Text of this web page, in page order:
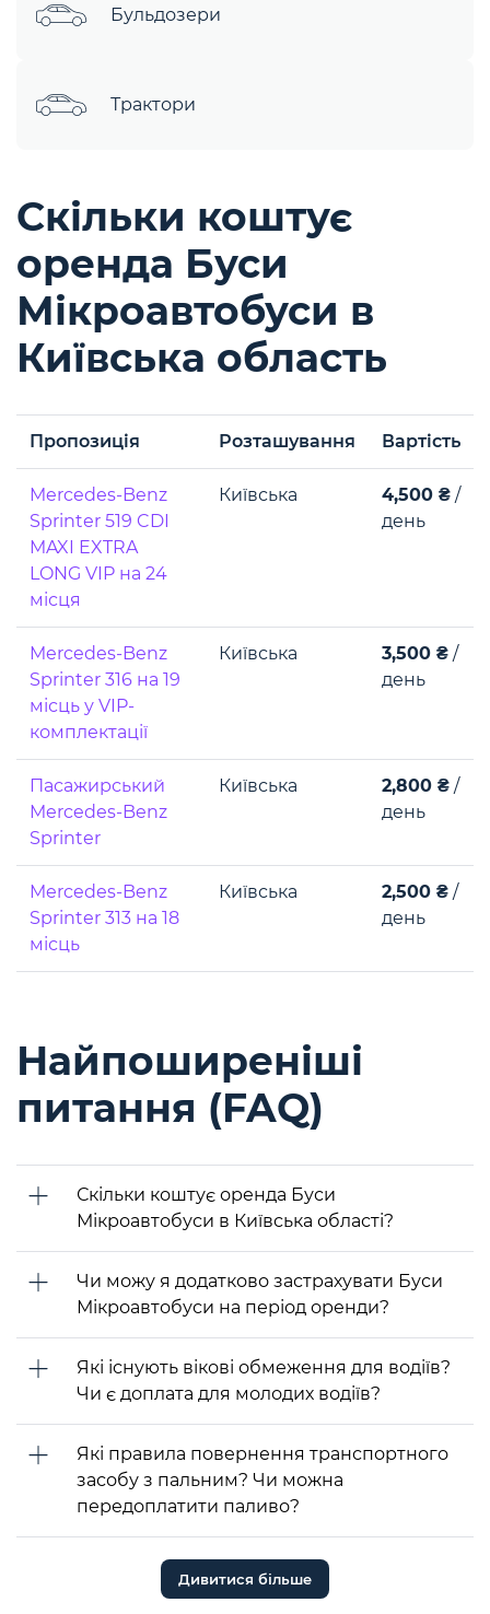
Бульдозери
Трактори
Скільки коштує
оренда Буси
Мікроавтобуси в
Київська область
Пропозиція Розташування Вартість
Mercedes-Benz
Sprinter 519 CDI
MAXI EXTRA
LONG VIP на 24
місця
Київська 4,500 ₴ /
день
Mercedes-Benz
Sprinter 316 на 19
місць у VIP-
комплектації
Київська 3,500 ₴ /
день
Пасажирський
Mercedes-Benz
Sprinter
Київська 2,800 ₴ /
день
Mercedes-Benz
Sprinter 313 на 18
місць
Київська 2,500 ₴ /
день
Найпоширеніші
питання (FAQ)
Скільки коштує оренда Буси
Мікроавтобуси в Київська області?
Чи можу я додатково застрахувати Буси
Мікроавтобуси на період оренди?
Які існують вікові обмеження для водіїв?
Чи є доплата для молодих водіїв?
Які правила повернення транспортного
засобу з пальним? Чи можна
передоплатити паливо?
Дивитися більше